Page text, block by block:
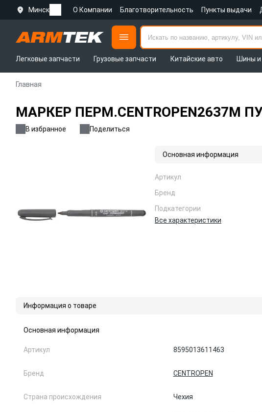
Минск О Компании Благотворительность Пункты выдачи
Легковые запчасти
Грузовые запчасти Китайские авто Шины и
Главная
МАРКЕР ПЕРМ.CENTROPEN2637М
В избранное Поделиться
Основная информация
Артикул
Бренд
Подкатегории
Все характеристики
Информация о товаре
Основная информация
Артикул 8595013611463
Бренд CENTROPEN
Страна происхождения Чехия